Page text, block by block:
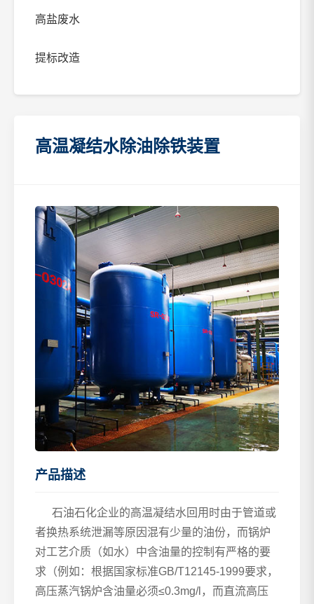
高盐废水
提标改造
高温凝结水除油除铁装置
产品描述
石油石化企业的高温凝结水回用时由于管道或
者换热系统泄漏等原因混有少量的油份，而锅炉
对工艺介质（如水）中含油量的控制有严格的要
求（例如：根据国家标准GB/T12145-1999要求，
高压蒸汽锅炉含油量必须≤0.3mg/l，而直流高压